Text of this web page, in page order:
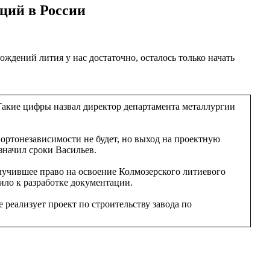
в России
лития у нас достаточно, осталось только начать
цифры назвал директор департамента металлургии
не будет, но выход на проектную
сроки Васильев.
право на освоение Колмозерского литиевого
к разработке документации.
проект по строительству завода по